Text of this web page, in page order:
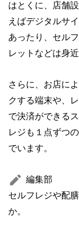
はとくに、店舗
えばデジタルサ
あったり、セル
レットなどは身
さらに、お店に
クする端末や、
で決済ができる
レジも１点ずつ
でいます。
編集部
セルフレジや配
か。